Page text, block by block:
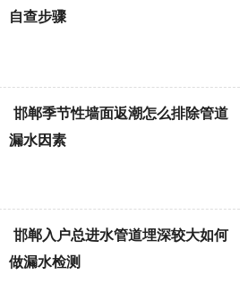
自查步骤
邯郸季节性墙面返潮怎么排除管道
漏水因素
邯郸入户总进水管道埋深较大如何
做漏水检测